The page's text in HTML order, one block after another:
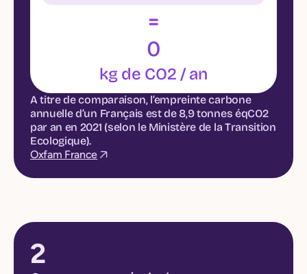
=
0
kg de CO2 / an
A titre de comparaison, l’empreinte carbone
annuelle d’un Français est de 8,9 tonnes éqCO2
par an en 2021 (selon le Ministère de la Transition
Ecologique).
Oxfam France
2